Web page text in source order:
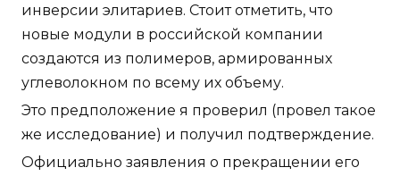
инверсии элитариев. Стоит отметить, что
новые модули в российской компании
создаются из полимеров, армированных
углеволокном по всему их объему.
Это предположение я проверил (провел такое
же исследование) и получил подтверждение.
Официально заявления о прекращении его